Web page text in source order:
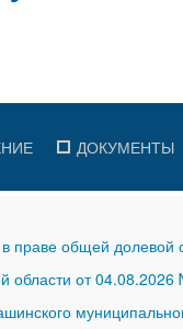
ДОКУМЕНТЫ
общей долевой
области от